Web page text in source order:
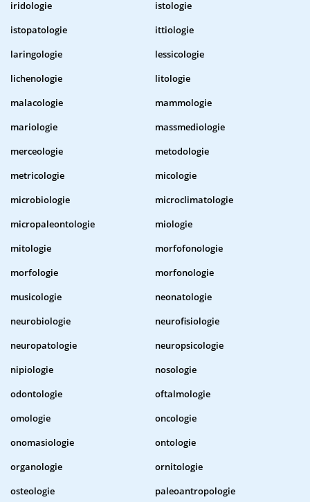
iridologie
istologie
istopatologie
ittiologie
laringologie
lessicologie
lichenologie
litologie
malacologie
mammologie
mariologie
massmediologie
merceologie
metodologie
metricologie
micologie
microbiologie
microclimatologie
micropaleontologie
miologie
mitologie
morfofonologie
morfologie
morfonologie
musicologie
neonatologie
neurobiologie
neurofisiologie
neuropatologie
neuropsicologie
nipiologie
nosologie
odontologie
oftalmologie
omologie
oncologie
onomasiologie
ontologie
organologie
ornitologie
osteologie
paleoantropologie